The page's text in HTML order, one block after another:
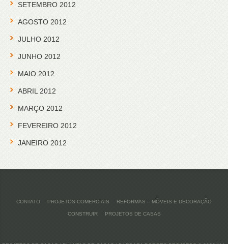
SETEMBRO 2012
AGOSTO 2012
JULHO 2012
JUNHO 2012
MAIO 2012
ABRIL 2012
MARÇO 2012
FEVEREIRO 2012
JANEIRO 2012
CONTATO PROJETOS COMERCIAIS REFORMAS – MÓVEIS E DECORAÇÃO
CONSTRUIR PROJETOS DE CASAS